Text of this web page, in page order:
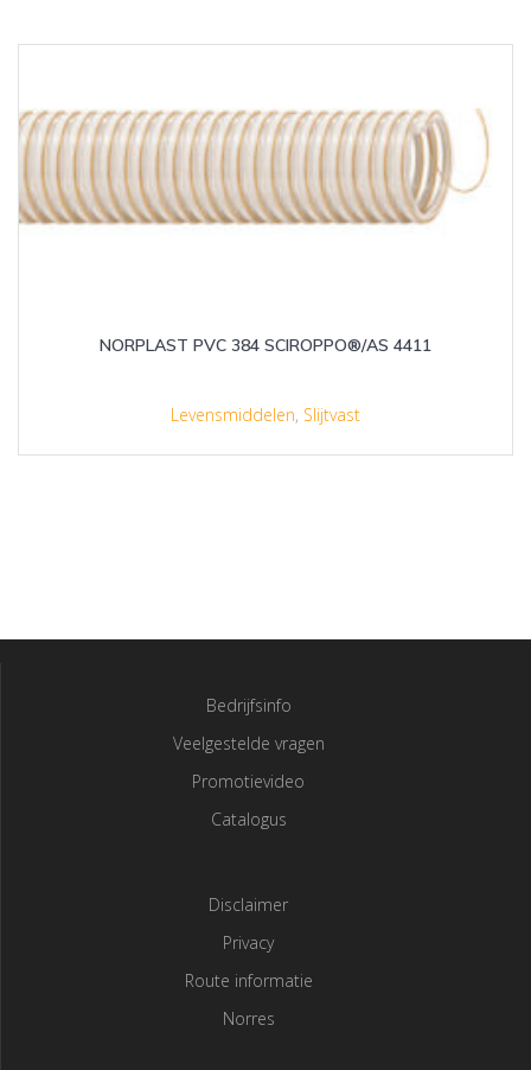
NORPLAST PVC 384 SCIROPPO®/AS 4411
Levensmiddelen, Slijtvast
Bedrijfsinfo
Veelgestelde vragen
Promotievideo
Catalogus
Disclaimer
Privacy
Route informatie
Norres